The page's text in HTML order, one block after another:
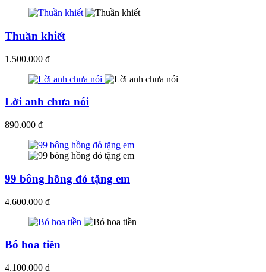
Thuần khiết
1.500.000 đ
Lời anh chưa nói
890.000 đ
99 bông hồng đỏ tặng em
4.600.000 đ
Bó hoa tiền
4.100.000 đ